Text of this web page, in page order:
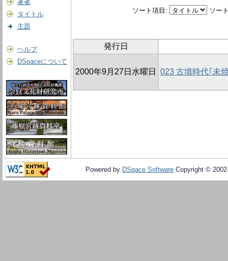
著者
タイトル
主題
ヘルプ
DSpaceについて
ソート項目: ソー
発行日
2000年9月27日水曜日 023 古墳時代｢未
Powered by DSpace Software Copyright ©